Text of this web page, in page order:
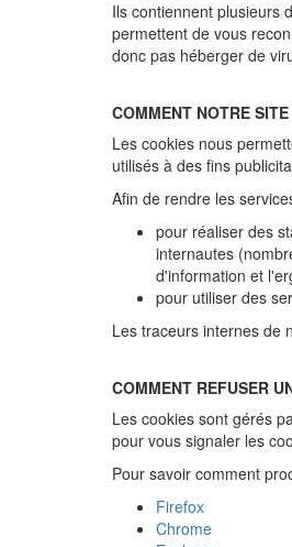
Ils contiennent plusieurs
permettent de vous
donc pas héberger de
COMMENT NOTRE
Les cookies nous
utilisés à des fins
Afin de rendre les
pour réaliser des
internautes
d'information et
pour utiliser des
Les traceurs internes de
COMMENT REFUSER
Les cookies sont gérés
pour vous signaler les
Pour savoir comment
Firefox
Chrome